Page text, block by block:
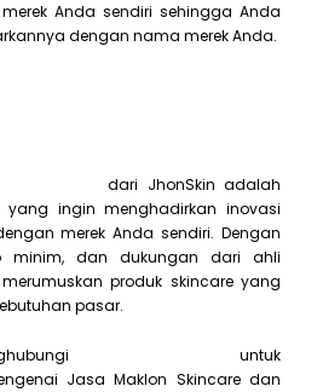
Anda sendiri sehingga Anda
dengan nama merek Anda.
dari JhonSkin adalah
ingin menghadirkan inovasi
merek Anda sendiri. Dengan
minim, dan dukungan dari ahli
produk skincare yang
pasar.
untuk
Jasa Maklon Skincare dan